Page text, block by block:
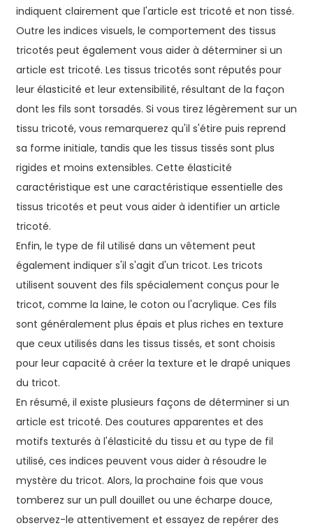
indiquent clairement que l'article est tricoté et non tissé.
Outre les indices visuels, le comportement des tissus
tricotés peut également vous aider à déterminer si un
article est tricoté. Les tissus tricotés sont réputés pour
leur élasticité et leur extensibilité, résultant de la façon
dont les fils sont torsadés. Si vous tirez légèrement sur un
tissu tricoté, vous remarquerez qu'il s'étire puis reprend
sa forme initiale, tandis que les tissus tissés sont plus
rigides et moins extensibles. Cette élasticité
caractéristique est une caractéristique essentielle des
tissus tricotés et peut vous aider à identifier un article
tricoté.
Enfin, le type de fil utilisé dans un vêtement peut
également indiquer s'il s'agit d'un tricot. Les tricots
utilisent souvent des fils spécialement conçus pour le
tricot, comme la laine, le coton ou l'acrylique. Ces fils
sont généralement plus épais et plus riches en texture
que ceux utilisés dans les tissus tissés, et sont choisis
pour leur capacité à créer la texture et le drapé uniques
du tricot.
En résumé, il existe plusieurs façons de déterminer si un
article est tricoté. Des coutures apparentes et des
motifs texturés à l'élasticité du tissu et au type de fil
utilisé, ces indices peuvent vous aider à résoudre le
mystère du tricot. Alors, la prochaine fois que vous
tomberez sur un pull douillet ou une écharpe douce,
observez-le attentivement et essayez de repérer des